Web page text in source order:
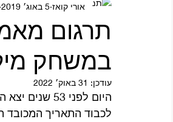
Please Please Me
Rubber Soul
Revolver
The Beatles - White Album
תרגום
במשחק
אורי קואז 5 באוג׳ 2019
עודכן: 31 באוק׳ 2022
היום לפני 53 שנים יצא האלבום המהפכני של הביטלס – ריבולבר.
לכבוד התאריך המכובד